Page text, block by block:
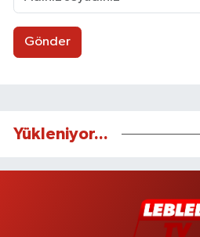
Gönder
Yükleniyor...